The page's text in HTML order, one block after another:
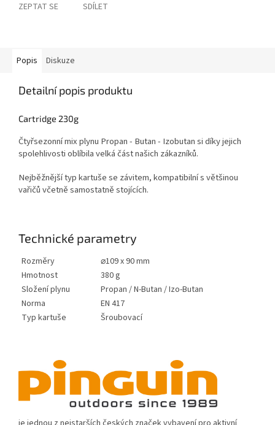
ZEPTAT SE SDÍLET
Popis Diskuze
Detailní popis produktu
Cartridge 230g
Čtyřsezonní mix plynu Propan - Butan - Izobutan si díky jejich
spolehlivosti oblíbila velká část našich zákazníků.
Nejběžnější typ kartuše se závitem, kompatibilní s většinou
vařičů včetně samostatně stojících.
Technické parametry
Rozměry
⌀109 x 90 mm
Hmotnost
380 g
Složení plynu
Propan / N-Butan / Izo-Butan
Norma
EN 417
Typ kartuše
Šroubovací